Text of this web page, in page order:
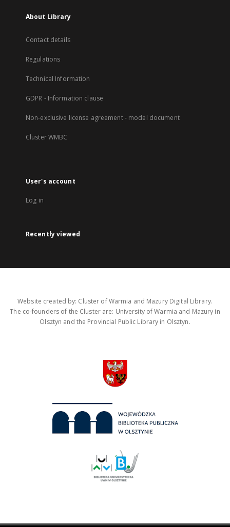
About Library
Contact details
Regulations
Technical Information
GDPR - Information clause
Non-exclusive license agreement - model document
Cluster WMBC
User's account
Log in
Recently viewed
Website created by: Cluster of Warmia and Mazury Digital Library.
The co-founders of the Cluster are: University of Warmia and Mazury in
Olsztyn and the Provincial Public Library in Olsztyn.